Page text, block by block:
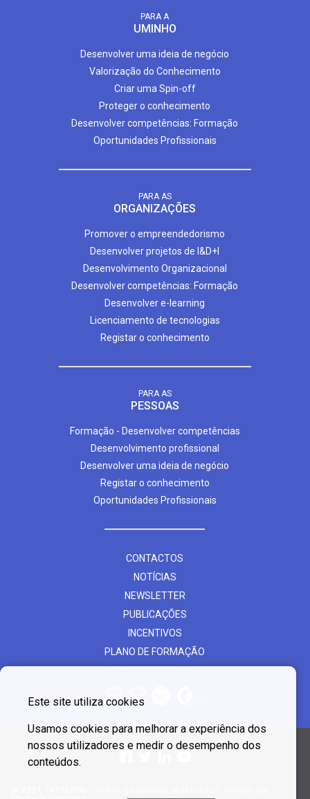
PARA A
UMINHO
Desenvolver uma ideia de negócio
Valorização do Conhecimento
Criar uma Spin-off
Proteger o conhecimento
Desenvolver competências: Formação
Oportunidades Profissionais
PARA AS
ORGANIZAÇÕES
Promover o empreendedorismo
Desenvolver projetos de I&D+I
Desenvolvimento Organizacional
Desenvolver competências: Formação
Desenvolver e-learning
Licenciamento de tecnologias
Registar o conhecimento
PARA AS
PESSOAS
Formação - Desenvolver competências
Desenvolvimento profissional
Desenvolver uma ideia de negócio
Registar o conhecimento
Oportunidades Profissionais
CONTACTOS
NOTÍCIAS
NEWSLETTER
PUBLICAÇÕES
INCENTIVOS
PLANO DE FORMAÇÃO
Este site utiliza cookies
Usamos cookies para melhorar a experiência dos
nossos utilizadores e medir o desempenho dos
conteúdos.